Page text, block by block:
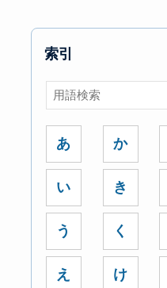
索引
あ
い
う
え
か
き
く
け